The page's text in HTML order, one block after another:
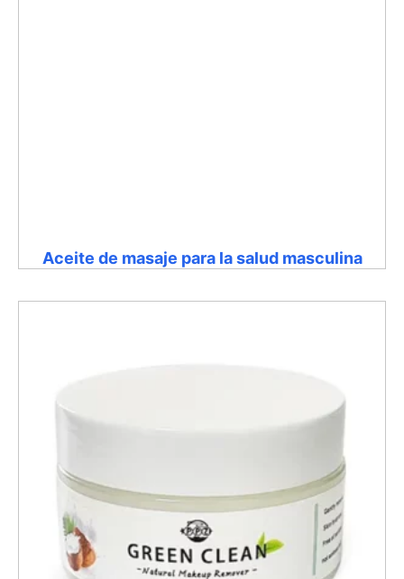
Aceite de masaje para la salud masculina